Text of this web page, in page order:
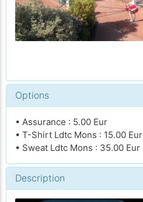
Options
• Assurance : 5.00 Eur
• T-Shirt Ldtc Mons : 15.00 Eur
• Sweat Ldtc Mons : 35.00 Eur
Description